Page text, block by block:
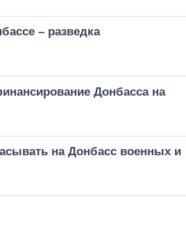
– разведка
Донбасса на
на Донбасс военных и